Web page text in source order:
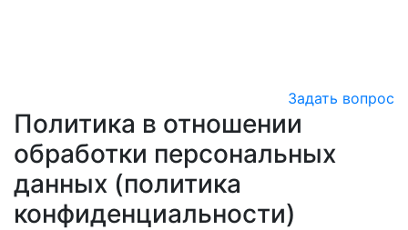
Задать вопрос
Политика в отношении
обработки персональных
данных (политика
конфиденциальности)